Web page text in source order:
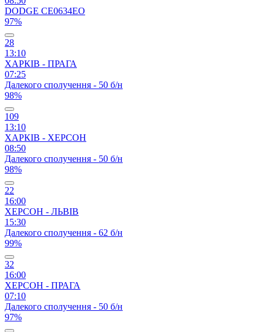
DODGE CЕ0634ЕО
97%
28
13:10
ХАРКІВ - ПРАГА
07:25
Далекого сполучення - 50 б/н
98%
109
13:10
ХАРКІВ - ХЕРСОН
08:50
Далекого сполучення - 50 б/н
98%
22
16:00
ХЕРСОН - ЛЬВІВ
15:30
Далекого сполучення - 62 б/н
99%
32
16:00
ХЕРСОН - ПРАГА
07:10
Далекого сполучення - 50 б/н
97%